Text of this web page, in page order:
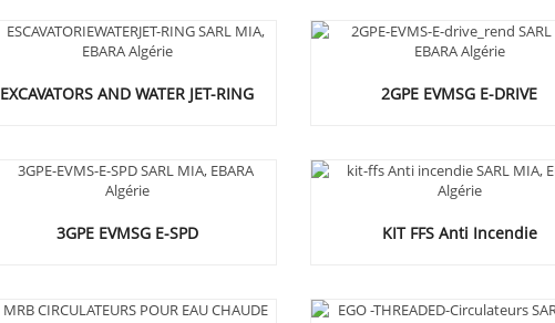
EXCAVATORS AND WATER JET-RING 2GPE EVMSG E-DRIVE
3GPE EVMSG E-SPD KIT FFS Anti Incendie